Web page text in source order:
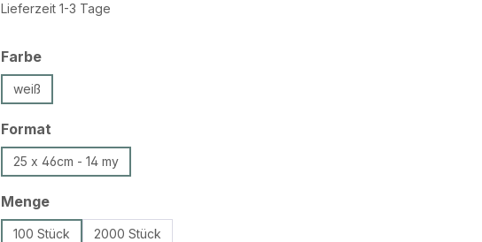
Lieferzeit 1-3 Tage
Farbeauswählen
weiß
Formatauswählen
25 x 46cm - 14 my
Mengeauswählen
100 Stück 2000 Stück